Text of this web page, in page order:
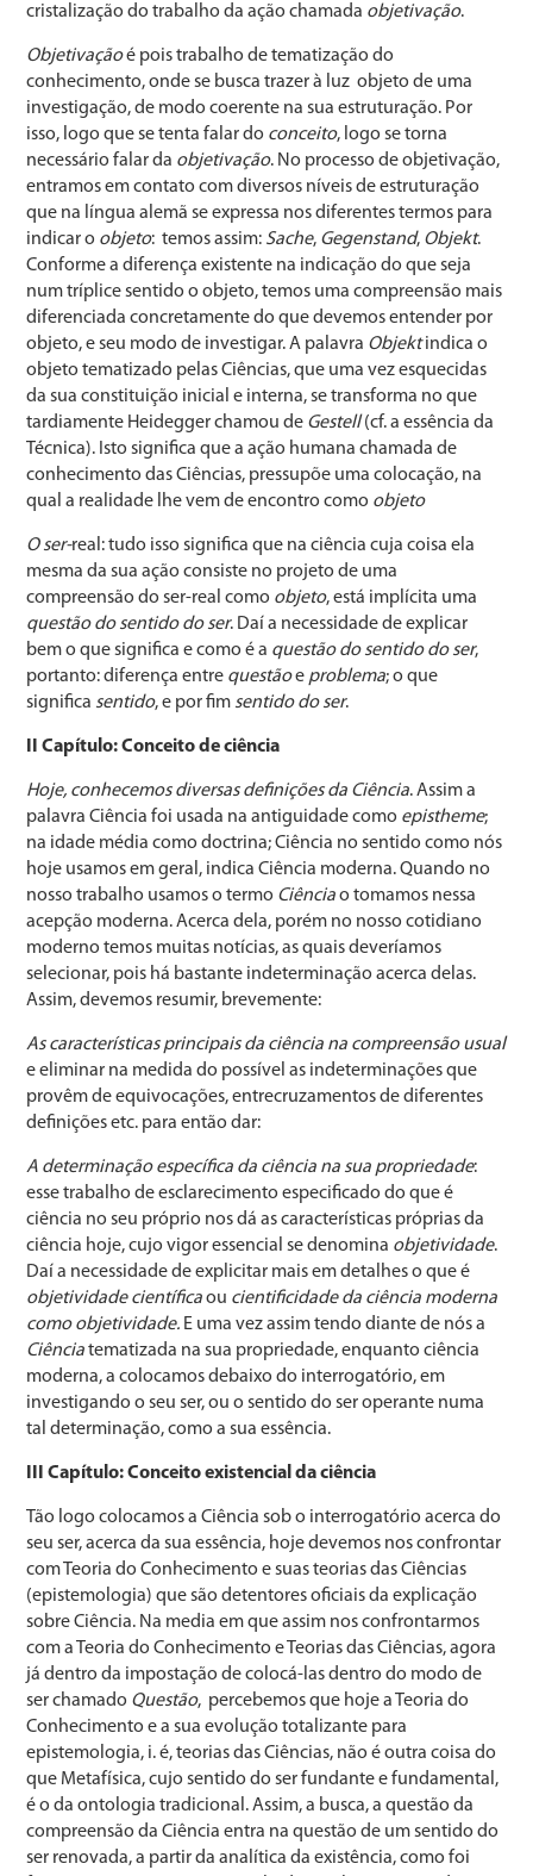
cristalização do trabalho da ação chamada objetivação.
Objetivaçãoé pois trabalho de tematização do
conhecimento, onde se busca trazer à luz objeto de uma
investigação, de modo coerente na sua estruturação. Por
isso, logo que se tenta falar do conceito, logo se torna
necessário falar da objetivação. No processo de objetivação,
entramos em contato com diversos níveis de estruturação
que na língua alemã se expressa nos diferentes termos para
indicar o objeto: temos assim: Sache, Gegenstand, Objekt.
Conforme a diferença existente na indicação do que seja
num tríplice sentido o objeto, temos uma compreensão mais
diferenciada concretamente do que devemos entender por
objeto, e seu modo de investigar. A palavra Objektindica o
objeto tematizado pelas Ciências, que uma vez esquecidas
da sua constituição inicial e interna, se transforma no que
tardiamente Heidegger chamou de Gestell(cf. a essência da
Técnica). Isto significa que a ação humana chamada de
conhecimento das Ciências, pressupõe uma colocação, na
qual a realidade lhe vem de encontro como objeto
O ser-real: tudo isso significa que na ciência cuja coisa ela
mesma da sua ação consiste no projeto de uma
compreensão do ser-real como objeto, está implícita uma
questão do sentido do ser. Daí a necessidade de explicar
bem o que significa e como é a questão do sentido do ser,
portanto: diferença entre questãoe problema; o que
significa sentido, e por fim sentido do ser.
II Capítulo: Conceito de ciência
Hoje, conhecemos diversas definições da Ciência. Assim a
palavra Ciência foi usada na antiguidade como epistheme;
na idade média como doctrina; Ciência no sentido como nós
hoje usamos em geral, indica Ciência moderna. Quando no
nosso trabalho usamos o termo Ciênciao tomamos nessa
acepção moderna. Acerca dela, porém no nosso cotidiano
moderno temos muitas notícias, as quais deveríamos
selecionar, pois há bastante indeterminação acerca delas.
Assim, devemos resumir, brevemente:
As características principais da ciência na compreensão usual
e eliminar na medida do possível as indeterminações que
provêm de equivocações, entrecruzamentos de diferentes
definições etc. para então dar:
A determinação específica da ciência na sua propriedade:
esse trabalho de esclarecimento especificado do que é
ciência no seu próprio nos dá as características próprias da
ciência hoje, cujo vigor essencial se denomina objetividade.
Daí a necessidade de explicitar mais em detalhes o que é
objetividade científicaou cientificidade da ciência moderna
como objetividade. E uma vez assim tendo diante de nós a
Ciênciatematizada na sua propriedade, enquanto ciência
moderna, a colocamos debaixo do interrogatório, em
investigando o seu ser, ou o sentido do ser operante numa
tal determinação, como a sua essência.
III Capítulo: Conceito existencial da ciência
Tão logo colocamos a Ciência sob o interrogatório acerca do
seu ser, acerca da sua essência, hoje devemos nos confrontar
com Teoria do Conhecimento e suas teorias das Ciências
(epistemologia) que são detentores oficiais da explicação
sobre Ciência. Na media em que assim nos confrontarmos
com a Teoria do Conhecimento e Teorias das Ciências, agora
já dentro da impostação de colocá-las dentro do modo de
ser chamado Questão, percebemos que hoje a Teoria do
Conhecimento e a sua evolução totalizante para
epistemologia, i. é, teorias das Ciências, não é outra coisa do
que Metafísica, cujo sentido do ser fundante e fundamental,
é o da ontologia tradicional. Assim, a busca, a questão da
compreensão da Ciência entra na questão de um sentido do
ser renovada, a partir da analítica da existência, como foi